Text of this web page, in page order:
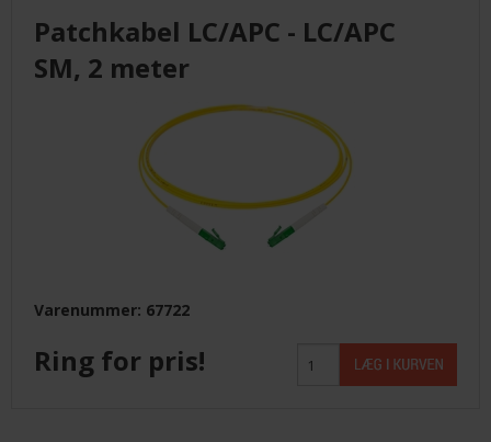
Patchkabel LC/APC - LC/APC
SM, 2 meter
Varenummer: 67722
Ring for pris!